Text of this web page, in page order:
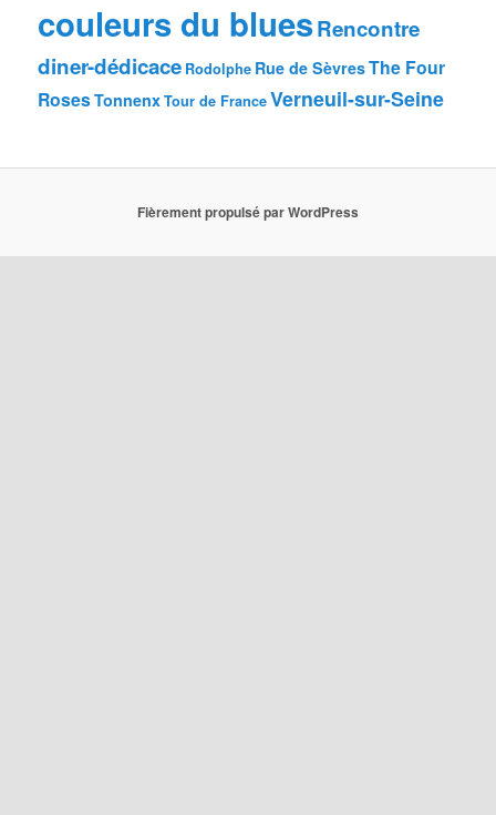
couleurs du bluesRencontre
diner-dédicace Rodolphe Rue de SèvresThe Four
RosesTonnenxTour de FranceVerneuil-sur-Seine
Fièrement propulsé par WordPress